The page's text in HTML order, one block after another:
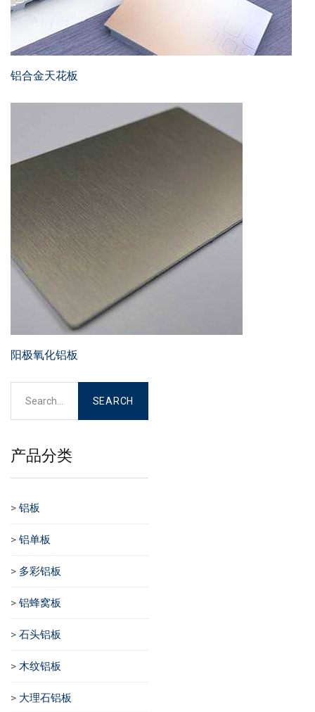
铝合金天花板
阳极氧化铝板
产品分类
> 铝板
> 铝单板
> 多彩铝板
> 铝蜂窝板
> 石头铝板
> 木纹铝板
> 大理石铝板